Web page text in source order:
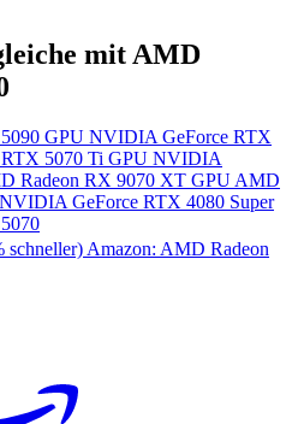
mit AMD
GPU NVIDIA GeForce RTX
5070 Ti GPU NVIDIA
Radeon RX 9070 XT GPUAMD
NVIDIA GeForce RTX 4080 Super
schneller)Amazon: AMD Radeon